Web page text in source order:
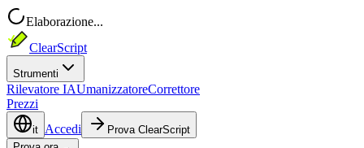
Elaborazione...
ClearScript
Strumenti
Rilevatore IAUmanizzatoreCorrettore
Prezzi
it Accedi
Prova ClearScript